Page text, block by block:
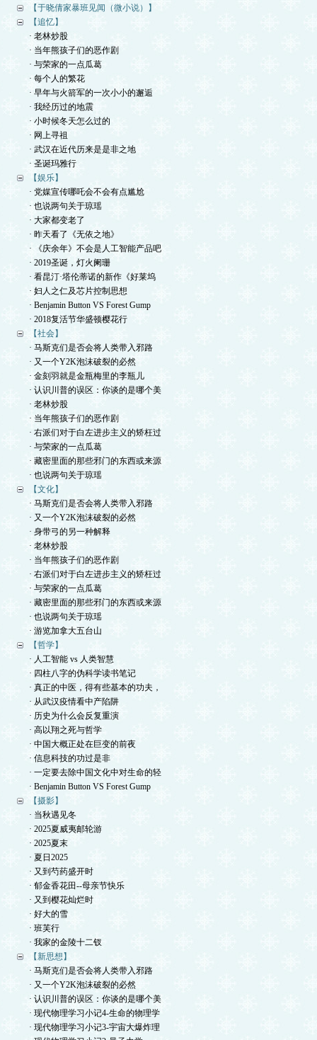
【于晓倩家暴班见闻（微小说）】
【追忆】
· 老林炒股
· 当年熊孩子们的恶作剧
· 与荣家的一点瓜葛
· 每个人的繁花
· 早年与火箭军的一次小小的邂逅
· 我经历过的地震
· 小时候冬天怎么过的
· 网上寻祖
· 武汉在近代历来是是非之地
· 圣诞玛雅行
【娱乐】
· 党媒宣传哪吒会不会有点尴尬
· 也说两句关于琼瑶
· 大家都变老了
· 昨天看了《无依之地》
· 《庆余年》不会是人工智能产品吧
· 2019圣诞，灯火阑珊
· 看昆汀·塔伦蒂诺的新作《好莱坞
· 妇人之仁及芯片控制思想
· Benjamin Button VS Forest Gump
· 2018复活节华盛顿樱花行
【社会】
· 马斯克们是否会将人类带入邪路
· 又一个Y2K泡沫破裂的必然
· 金刻羽就是金瓶梅里的李瓶儿
· 认识川普的误区：你谈的是哪个美
· 老林炒股
· 当年熊孩子们的恶作剧
· 右派们对于白左进步主义的矫枉过
· 与荣家的一点瓜葛
· 藏密里面的那些邪门的东西或来源
· 也说两句关于琼瑶
【文化】
· 马斯克们是否会将人类带入邪路
· 又一个Y2K泡沫破裂的必然
· 身带弓的另一种解释
· 老林炒股
· 当年熊孩子们的恶作剧
· 右派们对于白左进步主义的矫枉过
· 与荣家的一点瓜葛
· 藏密里面的那些邪门的东西或来源
· 也说两句关于琼瑶
· 游览加拿大五台山
【哲学】
· 人工智能 vs 人类智慧
· 四柱八字的伪科学读书笔记
· 真正的中医，得有些基本的功夫，
· 从武汉疫情看中产陷阱
· 历史为什么会反复重演
· 高以翔之死与哲学
· 中国大概正处在巨变的前夜
· 信息科技的功过是非
· 一定要去除中国文化中对生命的轻
· Benjamin Button VS Forest Gump
【摄影】
· 当秋遇见冬
· 2025夏威夷邮轮游
· 2025夏末
· 夏日2025
· 又到芍药盛开时
· 郁金香花田--母亲节快乐
· 又到樱花灿烂时
· 好大的雪
· 班芙行
· 我家的金陵十二钗
【新思想】
· 马斯克们是否会将人类带入邪路
· 又一个Y2K泡沫破裂的必然
· 认识川普的误区：你谈的是哪个美
· 现代物理学习小记4-生命的物理学
· 现代物理学习小记3-宇宙大爆炸理